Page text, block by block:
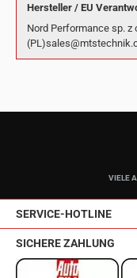
Hersteller / EU
Nord Performance sp. z
VIELE
SERVICE-HOTLINE
SICHERE ZAHLUNG